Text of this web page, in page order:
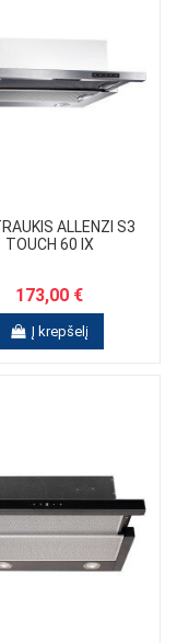
ALLENZI S3
TOUCH 60 IX
173,00 €
Į krepšelį